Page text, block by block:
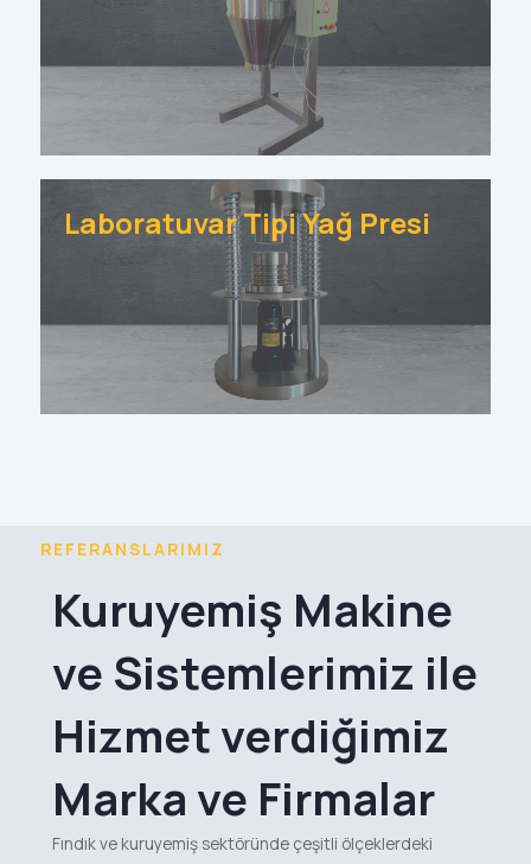
Laboratuvar Tipi Yağ Presi
REFERANSLARIMIZ
Kuruyemiş Makine
ve Sistemlerimiz ile
Hizmet verdiğimiz
Marka ve Firmalar
Fındık ve kuruyemiş sektöründe çeşitli ölçeklerdeki